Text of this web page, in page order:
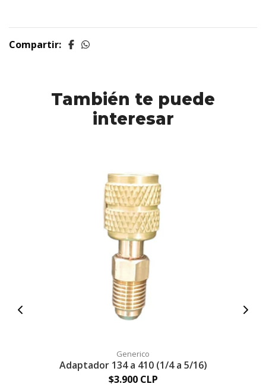
Compartir:
También te puede
interesar
Generico
Adaptador 134 a 410 (1/4 a 5/16)
$3.900 CLP